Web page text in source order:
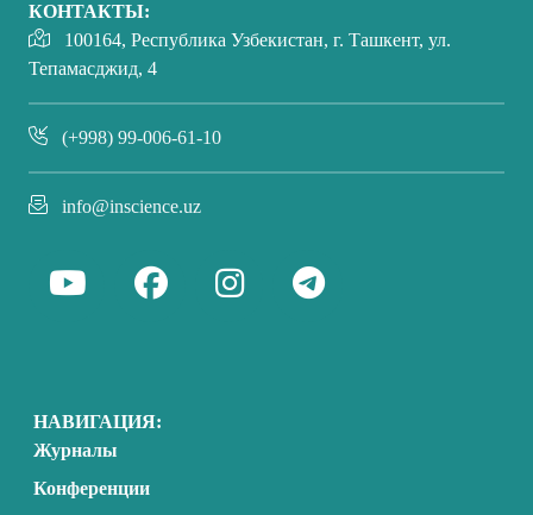
КОНТАКТЫ:
100164, Республика Узбекистан, г. Ташкент, ул.
Тепамасджид, 4
(+998) 99-006-61-10
info@inscience.uz
НАВИГАЦИЯ:
Журналы
Конференции